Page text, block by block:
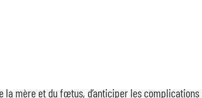
mère et du fœtus, d’anticiper les complications